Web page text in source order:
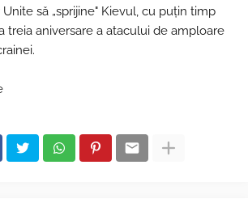
să „sprijine" Kievul, cu puţin timp
treia aniversare a atacului de amploare